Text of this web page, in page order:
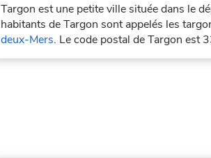
Targon est une petite ville située dans le
habitants de Targon sont appelés les
deux-Mers. Le code postal de Targon est